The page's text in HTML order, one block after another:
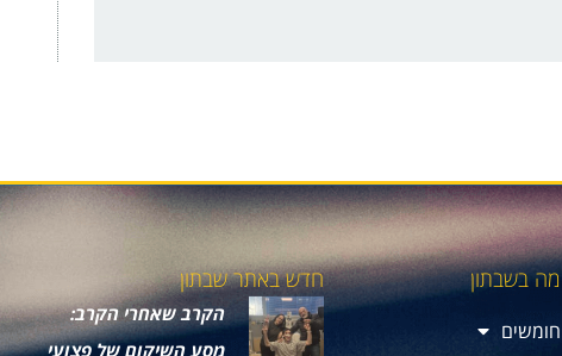
מה בשבתון
חומשים
חדש באתר שבתון
הקרב שאחרי הקרב:
מסע השיקום של פצועי